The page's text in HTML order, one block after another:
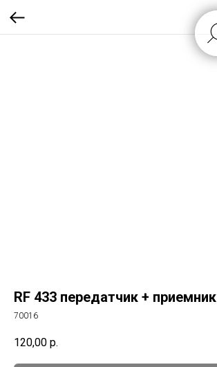
RF 433 передатчик + приемник
70016
120,00 р.